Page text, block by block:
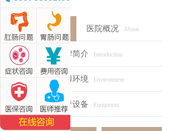
医院概况 About
品牌简介 Introduction
医博环境 Environment
医疗设备 Equipment